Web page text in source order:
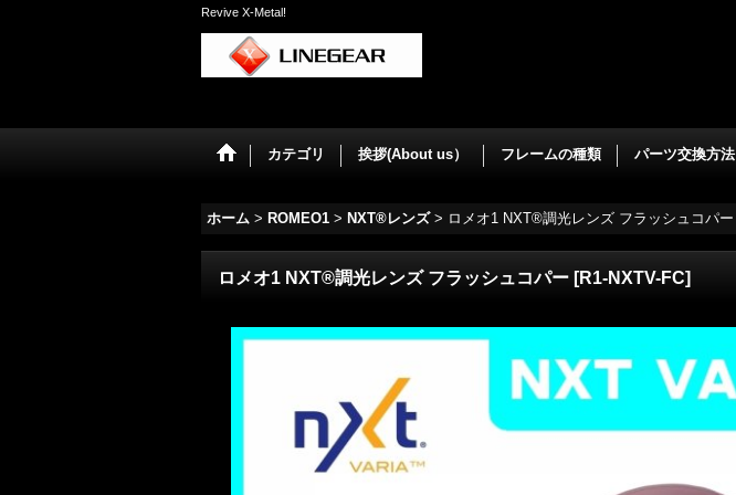
Revive X-Metal!
カテゴリ 挨拶(About us） フレームの種類 パーツ交換方法
ホーム > ROMEO1 > NXT®レンズ > ロメオ1 NXT®調光レンズ フラッシュコパー
ロメオ1 NXT®調光レンズ フラッシュコパー [R1-NXTV-FC]